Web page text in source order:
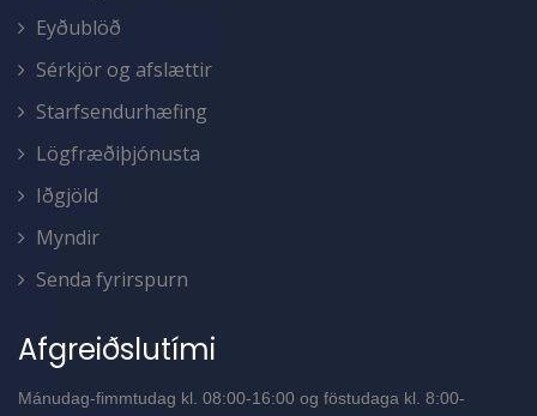
Eyðublöð
Sérkjör og afslættir
Starfsendurhæfing
Lögfræðiþjónusta
Iðgjöld
Myndir
Senda fyrirspurn
Afgreiðslutími
Mánudag-fimmtudag kl. 08:00-16:00 og föstudaga kl. 8:00-